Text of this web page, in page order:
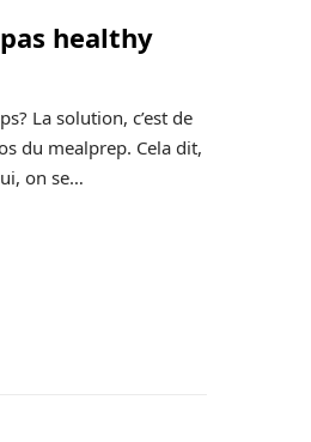
healthy
La solution, c’est de
du mealprep. Cela dit,
on se…